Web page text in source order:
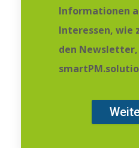
Informationen
Interessen, wie
den Newsletter,